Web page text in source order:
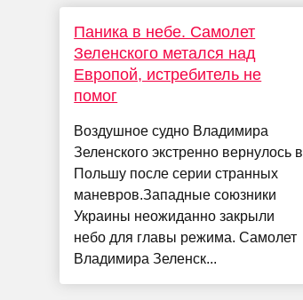
Паника в небе. Самолет
Зеленского метался над
Европой, истребитель не
помог
Воздушное судно Владимира
Зеленского экстренно вернулось в
Польшу после серии странных
маневров.Западные союзники
Украины неожиданно закрыли
небо для главы режима. Самолет
Владимира Зеленск...